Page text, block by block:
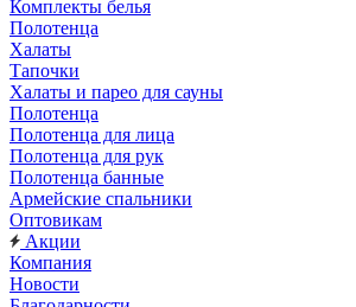
Комплекты белья
Полотенца
Халаты
Тапочки
Халаты и парео для сауны
Полотенца
Полотенца для лица
Полотенца для рук
Полотенца банные
Армейские спальники
Оптовикам
Акции
Компания
Новости